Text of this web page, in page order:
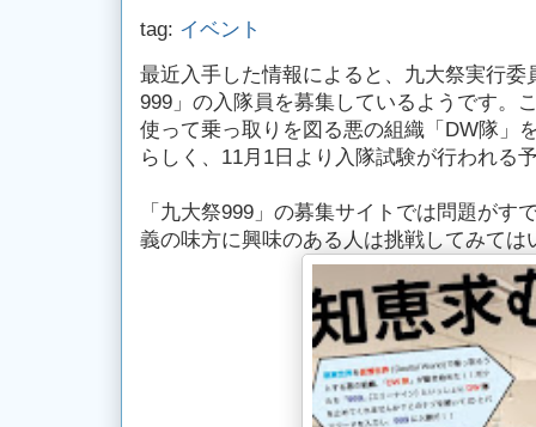
tag: イベント
最近入手した情報によると、九大祭実行委
999」の入隊員を募集しているようです。
使って乗っ取りを図る悪の組織「DW隊」
らしく、11月1日より入隊試験が行われる
「九大祭999」の募集サイトでは問題がす
義の味方に興味のある人は挑戦してみては